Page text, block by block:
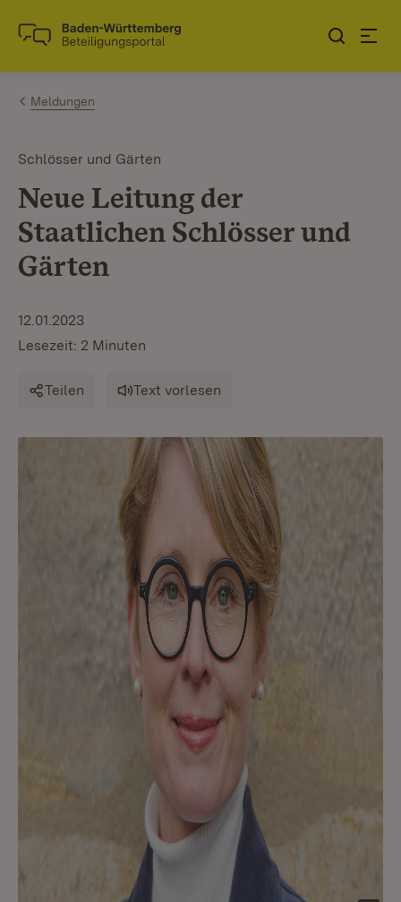
Zum Inhalt springen
Link zur Startseite
Meldungen
Schlösser und Gärten
Neue Leitung der
Staatlichen Schlösser und
Gärten
12.01.2023
Lesezeit: 2 Minuten
Teilen Text vorlesen